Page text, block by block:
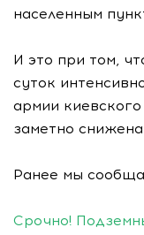
населенным
И это при том,
суток
армии
заметно
Ранее мы
Срочно!